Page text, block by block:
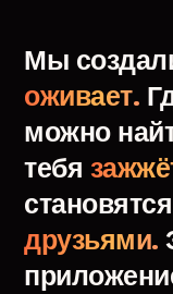
Мы
оживает.
можно
тебя
становятся
друзьями.